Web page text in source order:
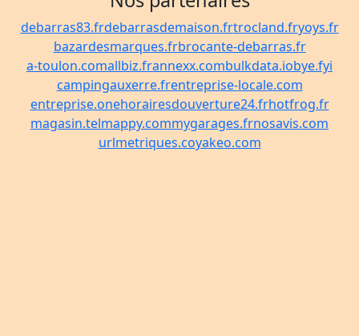
debarras83.frdebarrasdemaison.frtrocland.fryoys.fr
bazardesmarques.frbrocante-debarras.fr
a-toulon.comallbiz.frannexx.combulkdata.iobye.fyi
campingauxerre.frentreprise-locale.com
entreprise.onehorairesdouverture24.frhotfrog.fr
magasin.telmappy.commygarages.frnosavis.com
urlmetriques.coyakeo.com